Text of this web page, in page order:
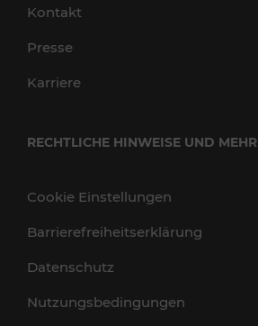
Kontakt
Presse
Karriere
RECHTLICHE HINWEISE UND MEHR
Cookie Einstellungen
Barrierefreiheitserklärung
Datenschutz
Nutzungsbedingungen